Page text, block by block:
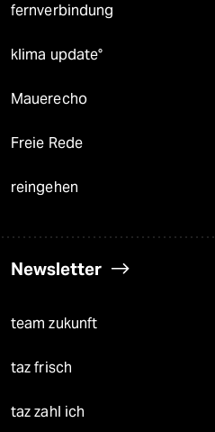
fernverbindung
klima update°
Mauerecho
Freie Rede
reingehen
Newsletter
team zukunft
taz frisch
taz zahl ich